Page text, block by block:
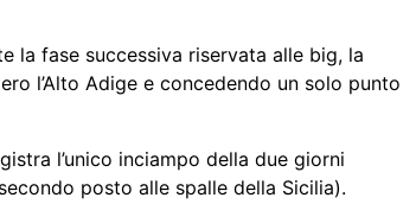
la fase successiva riservata alle big, la
l’Alto Adige e concedendo un solo punto
l’unico inciampo della due giorni
posto alle spalle della Sicilia).